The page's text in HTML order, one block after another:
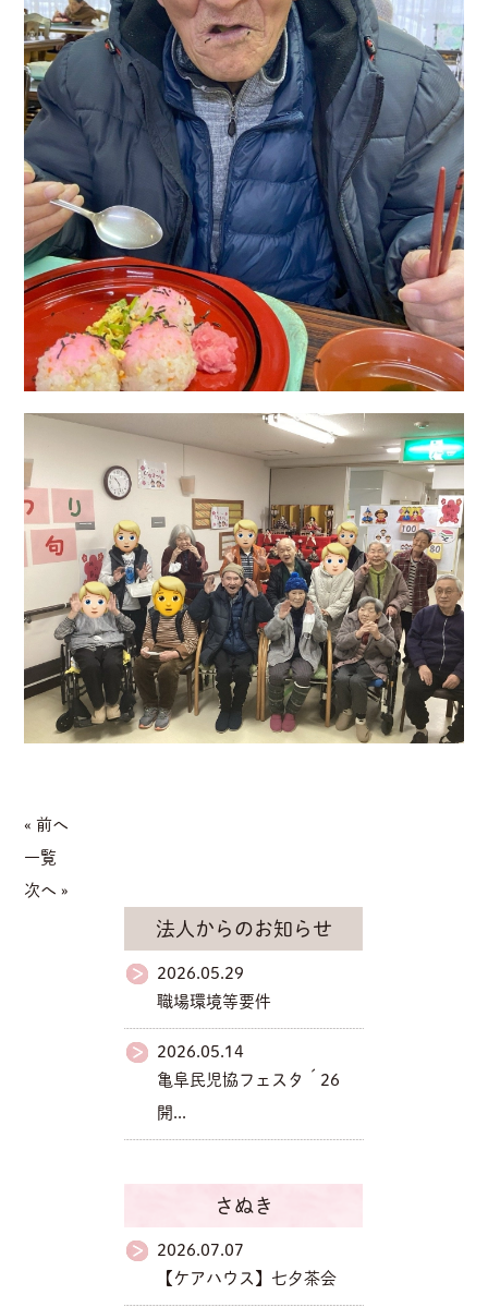
« 前へ
一覧
次へ »
法人からのお知らせ
2026.05.29
職場環境等要件
2026.05.14
亀阜民児協フェスタ´26
開...
さぬき
2026.07.07
【ケアハウス】七夕茶会